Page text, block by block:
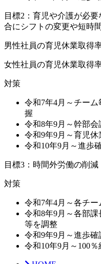
目標2 ：育児や介護が必
合にシフトの変更や短時
男性社員の育児休業取得
女性社員の育児休業取得
対策
令和7年4月～チー
握
令和8年9月～幹部
令和9年9月～育児
令和10年9月～進歩
目標3 ：時間外労働の削
対策
令和7年4月～各チ
令和8年9月～各部
等を調整
令和9年9月～進歩
令和10年9月～100％